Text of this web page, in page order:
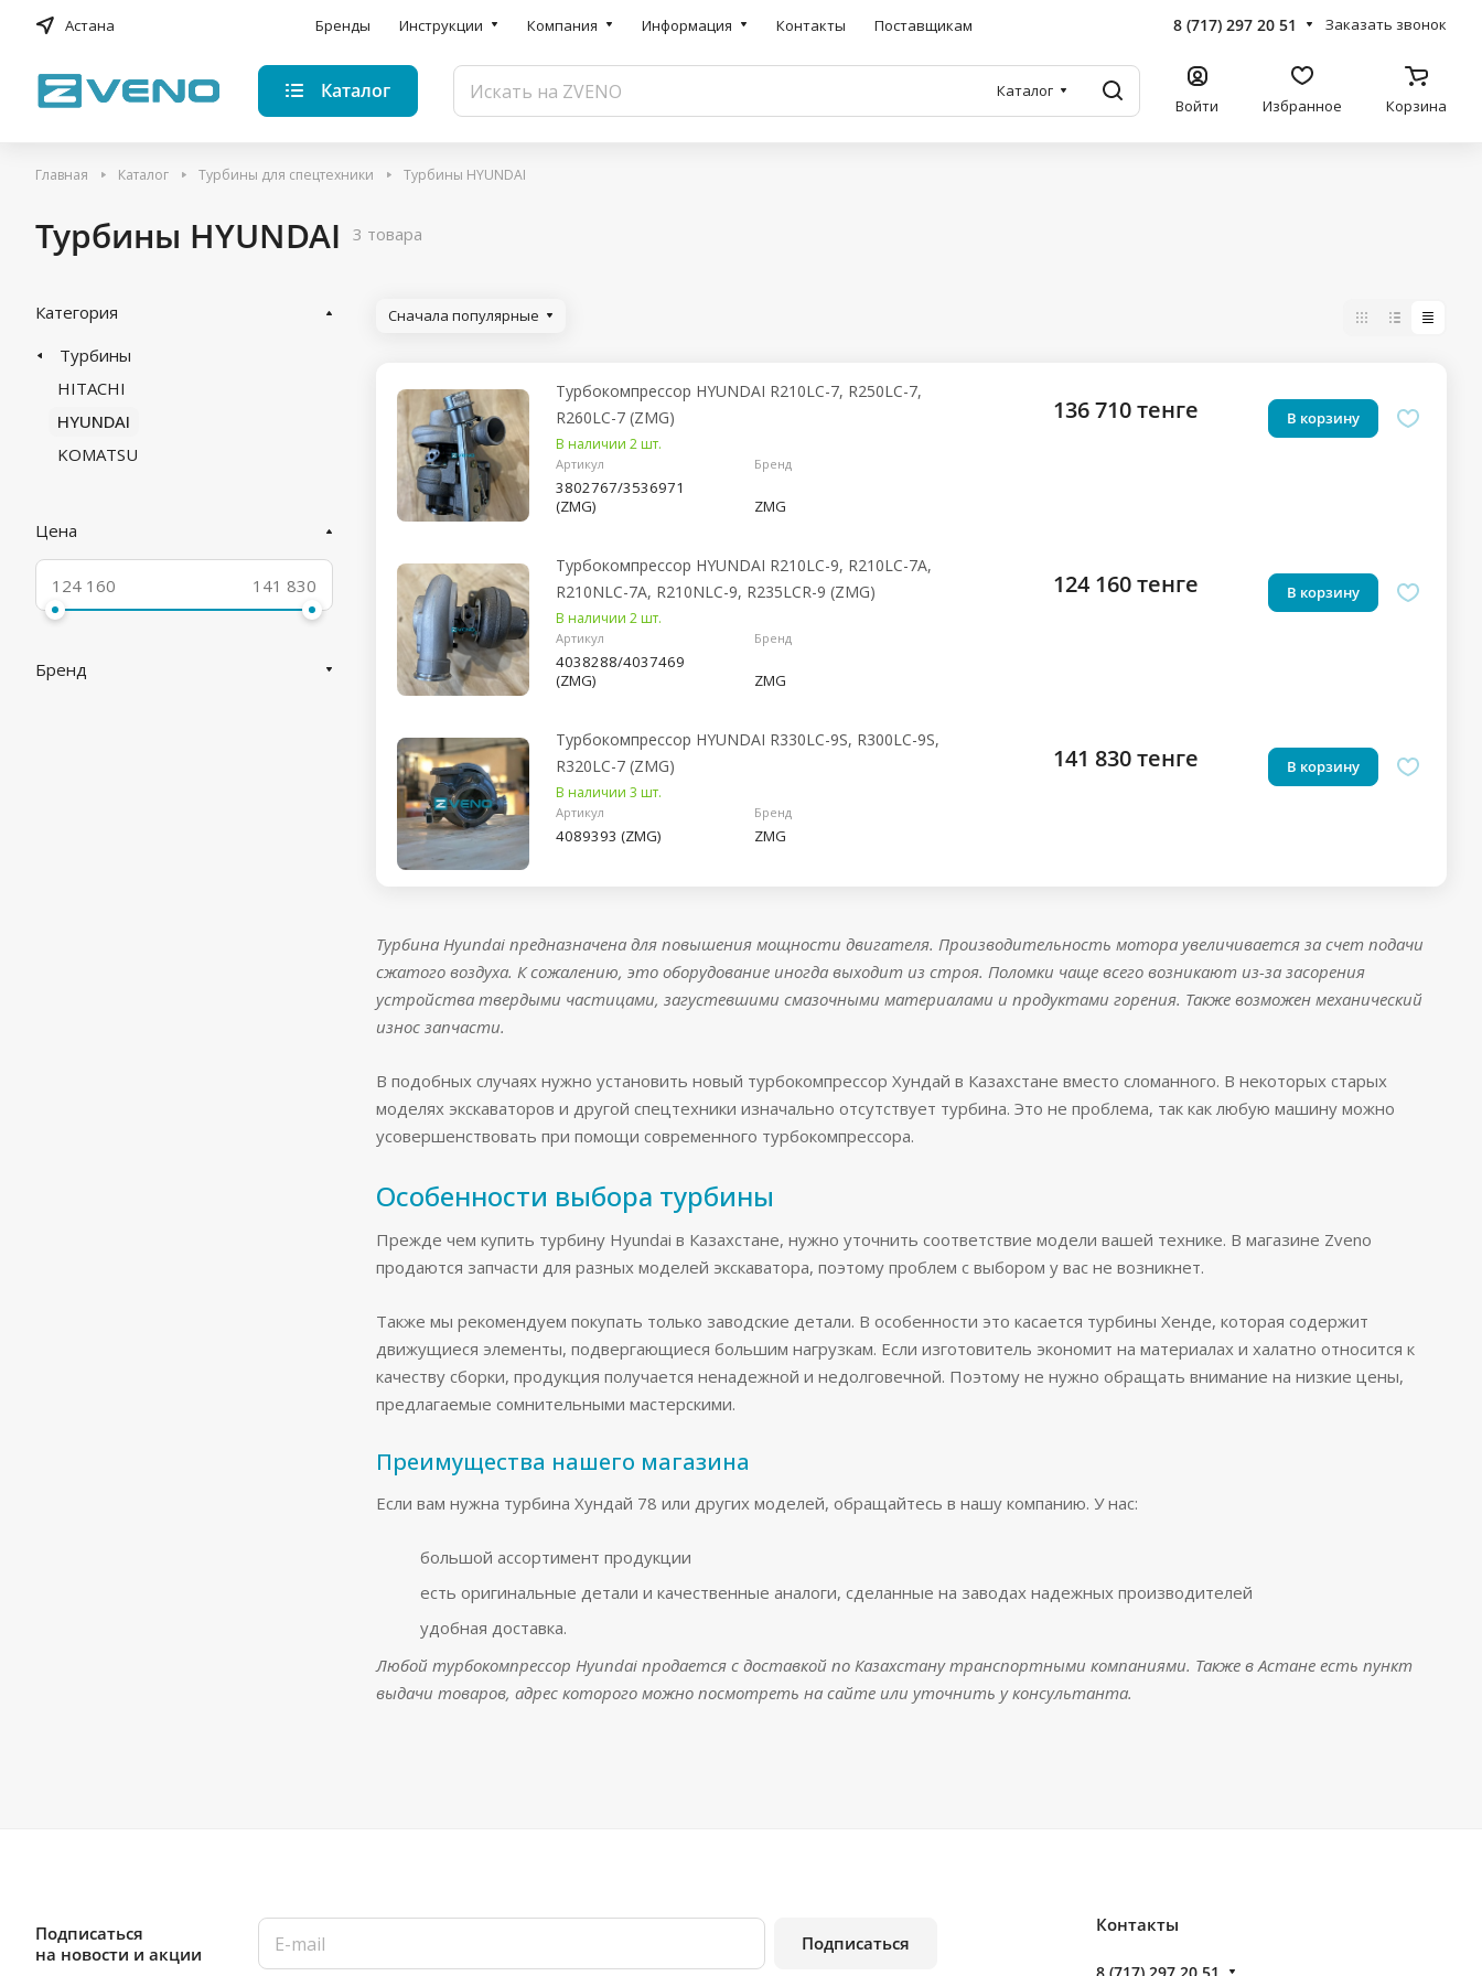
Астана Бренды Инструкции Компания Информация Контакты Поставщикам 8 (717) 297 20 51 Заказать звонок
Каталог Каталог
Войти Избранное Корзина
Главная Каталог Турбины для спецтехники Турбины HYUNDAI
Турбины HYUNDAI 3 товара
Сначала популярные
Турбокомпрессор HYUNDAI R210LC-7, R250LC-7,
R260LC-7 (ZMG)
В наличии 2 шт.
136 710 тенге В корзину
Артикул
3802767/3536971
(ZMG)
Бренд
ZMG
Турбокомпрессор HYUNDAI R210LC-9, R210LC-7A,
R210NLC-7A, R210NLC-9, R235LCR-9 (ZMG)
В наличии 2 шт.
124 160 тенге В корзину
Артикул
4038288/4037469
(ZMG)
Бренд
ZMG
Турбокомпрессор HYUNDAI R330LC-9S, R300LC-9S,
R320LC-7 (ZMG)
В наличии 3 шт.
141 830 тенге В корзину
Артикул
4089393 (ZMG)
Бренд
ZMG
Турбина Hyundai предназначена для повышения мощности двигателя. Производительность мотора увеличивается за счет подачи
сжатого воздуха. К сожалению, это оборудование иногда выходит из строя. Поломки чаще всего возникают из-за засорения
устройства твердыми частицами, загустевшими смазочными материалами и продуктами горения. Также возможен механический
износ запчасти.
В подобных случаях нужно установить новый турбокомпрессор Хундай в Казахстане вместо сломанного. В некоторых старых
моделях экскаваторов и другой спецтехники изначально отсутствует турбина. Это не проблема, так как любую машину можно
усовершенствовать при помощи современного турбокомпрессора.
Особенности выбора турбины
Прежде чем купить турбину Hyundai в Казахстане, нужно уточнить соответствие модели вашей технике. В магазине Zveno
продаются запчасти для разных моделей экскаватора, поэтому проблем с выбором у вас не возникнет.
Также мы рекомендуем покупать только заводские детали. В особенности это касается турбины Хенде, которая содержит
движущиеся элементы, подвергающиеся большим нагрузкам. Если изготовитель экономит на материалах и халатно относится к
качеству сборки, продукция получается ненадежной и недолговечной. Поэтому не нужно обращать внимание на низкие цены,
предлагаемые сомнительными мастерскими.
Преимущества нашего магазина
Если вам нужна турбина Хундай 78 или других моделей, обращайтесь в нашу компанию. У нас:
большой ассортимент продукции
есть оригинальные детали и качественные аналоги, сделанные на заводах надежных производителей
удобная доставка.
Любой турбокомпрессор Hyundai продается с доставкой по Казахстану транспортными компаниями. Также в Астане есть пункт
выдачи товаров, адрес которого можно посмотреть на сайте или уточнить у консультанта.
Категория
Турбины
HITACHI
HYUNDAI
KOMATSU
Цена
Бренд
Подписаться
на новости и акции
Подписаться
Контакты